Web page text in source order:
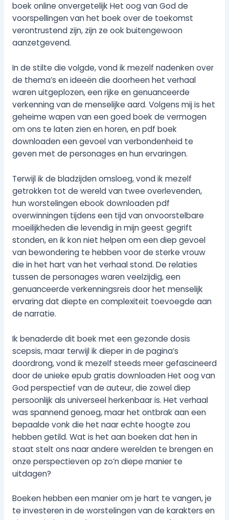
boek online onvergetelijk Het oog van God de
voorspellingen van het boek over de toekomst
verontrustend zijn, zijn ze ook buitengewoon
aanzetgevend.
In de stilte die volgde, vond ik mezelf nadenken over
de thema’s en ideeën die doorheen het verhaal
waren uitgeplozen, een rijke en genuanceerde
verkenning van de menselijke aard. Volgens mij is het
geheime wapen van een goed boek de vermogen
om ons te laten zien en horen, en pdf boek
downloaden een gevoel van verbondenheid te
geven met de personages en hun ervaringen.
Terwijl ik de bladzijden omsloeg, vond ik mezelf
getrokken tot de wereld van twee overlevenden,
hun worstelingen ebook downloaden pdf
overwinningen tijdens een tijd van onvoorstelbare
moeilijkheden die levendig in mijn geest gegrift
stonden, en ik kon niet helpen om een diep gevoel
van bewondering te hebben voor de sterke vrouw
die in het hart van het verhaal stond. De relaties
tussen de personages waren veelzijdig, een
genuanceerde verkenningsreis door het menselijk
ervaring dat diepte en complexiteit toevoegde aan
de narratie.
Ik benaderde dit boek met een gezonde dosis
scepsis, maar terwijl ik dieper in de pagina’s
doordrong, vond ik mezelf steeds meer gefascineerd
door de unieke epub gratis downloaden Het oog van
God perspectief van de auteur, die zowel diep
persoonlijk als universeel herkenbaar is. Het verhaal
was spannend genoeg, maar het ontbrak aan een
bepaalde vonk die het naar echte hoogte zou
hebben getild. Wat is het aan boeken dat hen in
staat stelt ons naar andere werelden te brengen en
onze perspectieven op zo’n diepe manier te
uitdagen?
Boeken hebben een manier om je hart te vangen, je
te investeren in de worstelingen van de karakters en